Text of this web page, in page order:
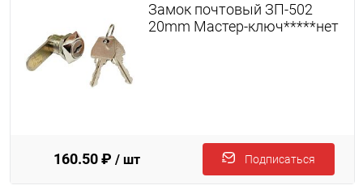
Замок почтовый ЗП-502
20mm Мастер-ключ*****нет
160.50 ₽ / шт Подписаться